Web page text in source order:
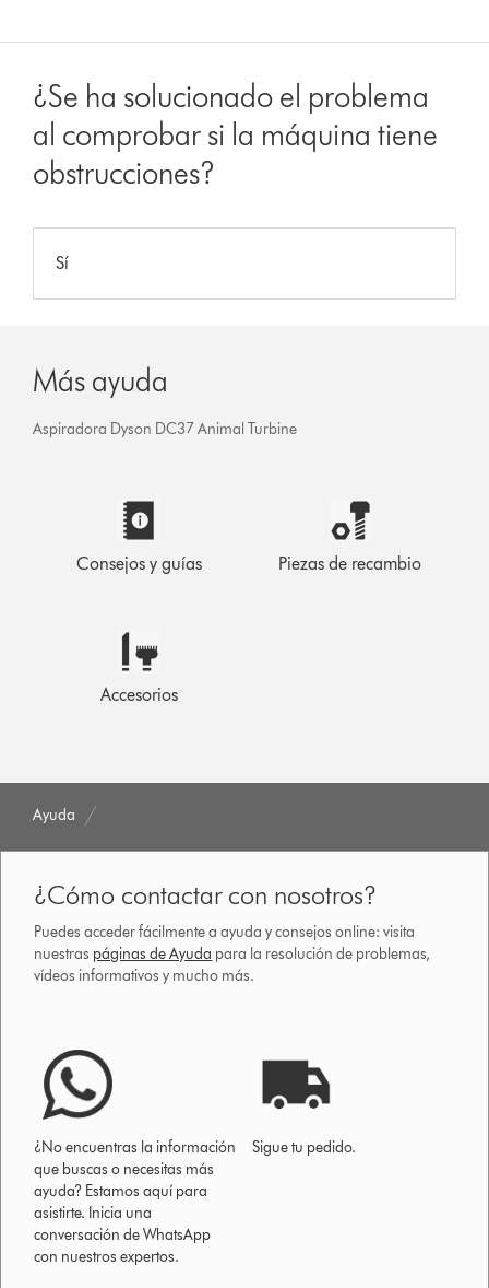
¿Se ha solucionado el problema
al comprobar si la máquina tiene
obstrucciones?
Sí
Más ayuda
Aspiradora Dyson DC37 Animal Turbine
Consejos y guías Piezas de recambio
Accesorios
Ayuda
¿Cómo contactar con nosotros?
Puedes acceder fácilmente a ayuda y consejos online: visita
nuestras páginas de Ayuda para la resolución de problemas,
vídeos informativos y mucho más.
¿No encuentras la información
que buscas o necesitas más
ayuda? Estamos aquí para
asistirte. Inicia una
conversación de WhatsApp
con nuestros expertos.
Sigue tu pedido.